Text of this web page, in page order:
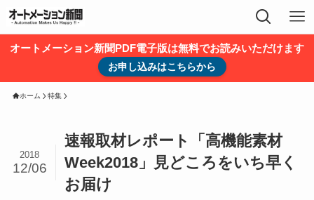
オートメーション新聞PDF電子版は無料でお読みいただけます
お申し込みはこちらから
ホーム 特集
速報取材レポート「高機能素材
Week2018」見どころをいち早く
お届け
2018
12/06